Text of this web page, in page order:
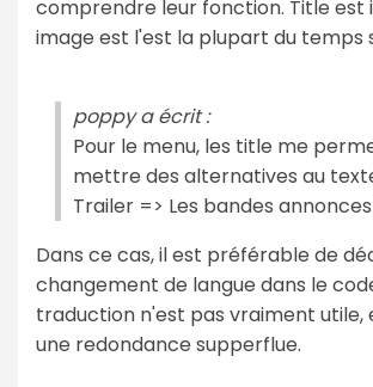
comprendre leur fonction. Title est
image est l'est la plupart du temps
poppy a écrit :
Pour le menu, les title me
mettre des alternatives au
Trailer => Les bandes
Dans ce cas, il est préférable de
changement de langue dans le
traduction n'est pas vraiment utile,
une redondance supperflue.